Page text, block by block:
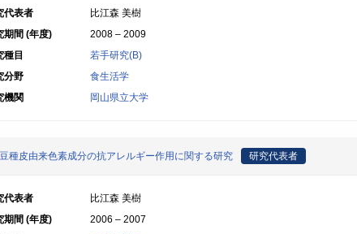
代表者
比江森 美樹
期間 (年度)
2008 – 2009
種目
若手研究(B)
分野
食生活学
機関
岡山県立大学
種皮由来色素成分の抗アレルギー作用に関する研究 研究代表者
代表者
比江森 美樹
期間 (年度)
2006 – 2007